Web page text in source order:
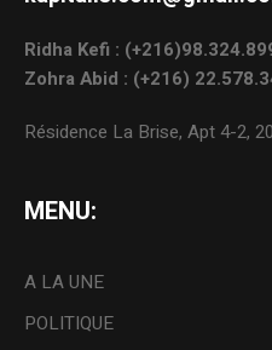
Ridha Kefi :
Zohra Abid : (+216)
Résidence La Brise, Apt 4-2,
MENU:
A LA UNE
POLITIQUE